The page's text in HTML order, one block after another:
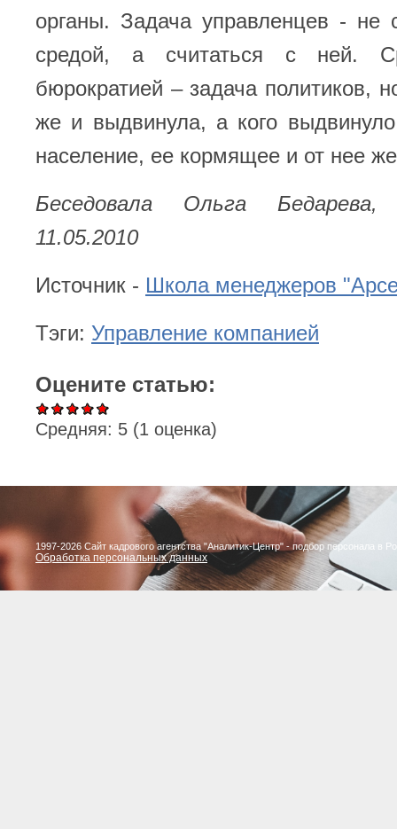
органы. Задача управленцев - не
средой, а считаться с ней.
бюрократией – задача политиков,
же и выдвинула, а кого
население, ее кормящее и от нее
Беседовала Ольга
11.05.2010
Источник - Школа менеджеров
Тэги: Управление компанией
Оцените статью:
Средняя: 5 (1 оценка)
1997-2026 Сайт кадрового агентства "Аналитик-Центр" - подбор персонала в
Обработка персональных данных